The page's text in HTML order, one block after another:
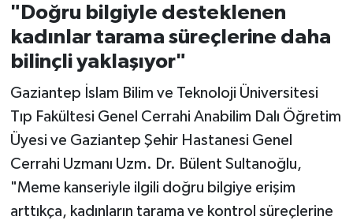
"Doğru bilgiyle desteklenen
kadınlar tarama süreçlerine daha
bilinçli yaklaşıyor"
Gaziantep İslam Bilim ve Teknoloji Üniversitesi
Tıp Fakültesi Genel Cerrahi Anabilim Dalı Öğretim
Üyesi ve Gaziantep Şehir Hastanesi Genel
Cerrahi Uzmanı Uzm. Dr. Bülent Sultanoğlu,
"Meme kanseriyle ilgili doğru bilgiye erişim
arttıkça, kadınların tarama ve kontrol süreçlerine